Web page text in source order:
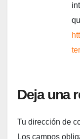
Deja una
Tu dirección de
Los campos